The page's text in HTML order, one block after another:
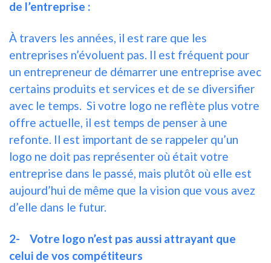
de l’entreprise :
À travers les années, il est rare que les
entreprises n’évoluent pas. Il est fréquent pour
un entrepreneur de démarrer une entreprise avec
certains produits et services et de se diversifier
avec le temps. Si votre logo ne reflète plus votre
offre actuelle, il est temps de penser à une
refonte. Il est important de se rappeler qu’un
logo ne doit pas représenter où était votre
entreprise dans le passé, mais plutôt où elle est
aujourd’hui de même que la vision que vous avez
d’elle dans le futur.
2-
Votre logo n’est pas aussi attrayant que
celui de vos compétiteurs